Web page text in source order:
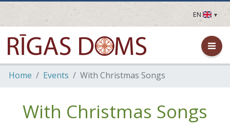
EN
LV
EN
DE
FR
FI
Home Events With Christmas Songs
With Christmas Songs